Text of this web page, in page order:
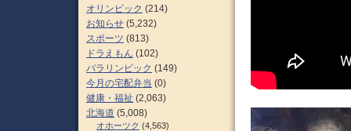
オリンピック (214)
お知らせ (5,232)
スポーツ (813)
ドラえもん (102)
パラリンピック (149)
今月の宅配弁当 (0)
健康・福祉 (2,063)
北海道 (5,008)
オホーツク (4,563)